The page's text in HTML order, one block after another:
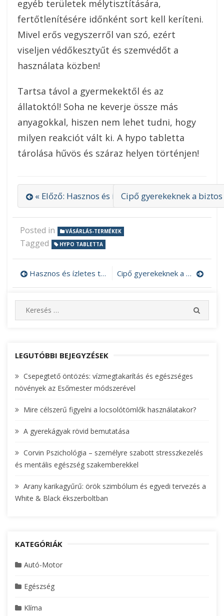
egyéb területek mélytisztítására,
fertőtlenítésére időnként sort kell keríteni.
Mivel erős vegyszerről van szó, ezért
viseljen védőkesztyűt és szemvédőt a
használata közben!
Tartsa távol a gyermekektől és az
állatoktól! Soha ne keverje össze más
anyagokkal, hiszen nem lehet tudni, hogy
milyen reakciót vált ki. A hypo tabletta
tárolása hűvös és száraz helyen történjen!
« Előző: Hasznos és ízletes termék a wakame
Cipő gyerekeknek a
Posted in VÁSÁRLÁS-TERMÉKEK
Tagged HYPO TABLETTA
Bejegyzés
navigáció
Hasznos és ízletes termék a wakame alga Cipő gyerekeknek a biztos lépésekhez
e
c
f
o
:
E
LEGUTÓBBI BEJEGYZÉSEK
Csepegtető öntözés: vízmegtakarítás és egészséges
növények az Esőmester módszerével
Mire célszerű figyelni a locsolótömlők használatakor?
A gyerekágyak rövid bemutatása
Corvin Pszichológia – személyre szabott stresszkezelés
és mentális egészség szakemberekkel
Arany karikagyűrű: örök szimbólum és egyedi tervezés a
White & Black ékszerboltban
KATEGÓRIÁK
Autó-Motor
Egészség
Klíma